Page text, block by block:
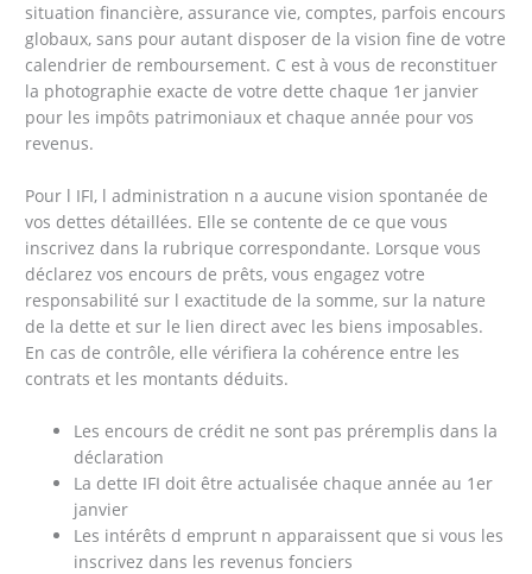
situation financière, assurance vie, comptes, parfois encours
globaux, sans pour autant disposer de la vision fine de votre
calendrier de remboursement. C est à vous de reconstituer
la photographie exacte de votre dette chaque 1er janvier
pour les impôts patrimoniaux et chaque année pour vos
revenus.
Pour l IFI, l administration n a aucune vision spontanée de
vos dettes détaillées. Elle se contente de ce que vous
inscrivez dans la rubrique correspondante. Lorsque vous
déclarez vos encours de prêts, vous engagez votre
responsabilité sur l exactitude de la somme, sur la nature
de la dette et sur le lien direct avec les biens imposables.
En cas de contrôle, elle vérifiera la cohérence entre les
contrats et les montants déduits.
Les encours de crédit ne sont pas préremplis dans la
déclaration
La dette IFI doit être actualisée chaque année au 1er
janvier
Les intérêts d emprunt n apparaissent que si vous les
inscrivez dans les revenus fonciers